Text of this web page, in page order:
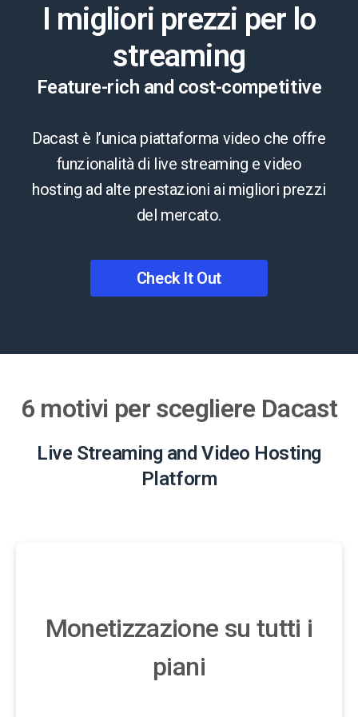
I migliori prezzi per lo
streaming
Feature-rich and cost-competitive
Dacast è l’unica piattaforma video che offre
funzionalità di live streaming e video
hosting ad alte prestazioni ai migliori prezzi
del mercato.
Check It Out
6 motivi per scegliere Dacast
Live Streaming and Video Hosting
Platform
Monetizzazione su tutti i
piani